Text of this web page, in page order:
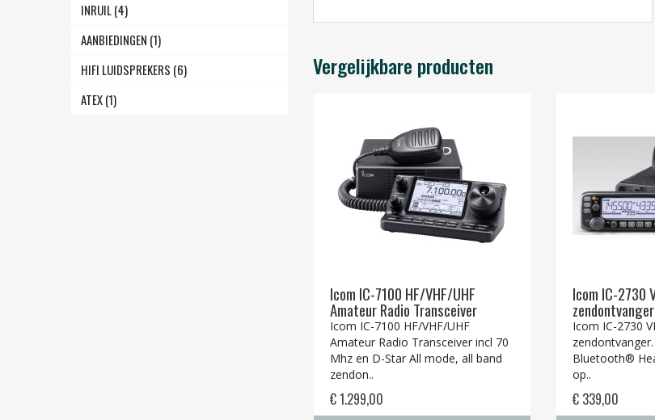
INRUIL (4)
AANBIEDINGEN (1)
HIFI LUIDSPREKERS (6)
ATEX (1)
Vergelijkbare producten
Icom IC-7100 HF/VHF/UHF
Amateur Radio Transceiver
Icom IC-7100 HF/VHF/UHF
Amateur Radio Transceiver incl 70
Mhz en D-Star All mode, all band
zendon..
€ 1.299,00
Icom IC-2730
zendontvanger
Icom IC-2730
zendontvanger.
Bluetooth®
op..
€ 339,00